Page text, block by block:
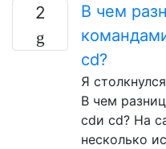
2
В чем
cd?
Я
В чем
cdи cd? На
несколько